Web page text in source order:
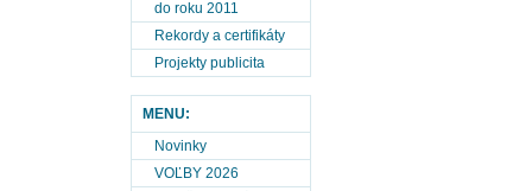
do roku 2011
Rekordy a certifikáty
Projekty publicita
MENU:
Novinky
VOĽBY 2026